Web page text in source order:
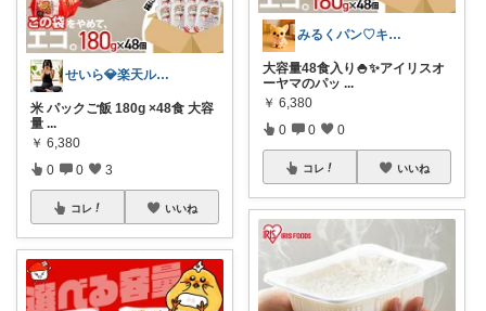
せいら💎楽天ルーム💎ふるさと納税
米 パックご飯 180g ×48食 大容
量 ...
￥ 6,380
0 0 3
コレ いいね
みるくパン♡キッチンルーム
大容量48食入り🍚✨アイリスオ
ーヤマのパッ ...
￥ 6,380
0 0 0
コレ いいね